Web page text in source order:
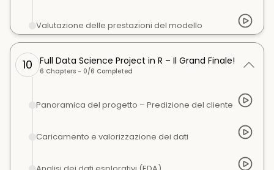
Valutazione delle prestazioni del modello
10 Full Data Science Project in R – Il Grand Finale!
6 Chapters - 0/6 Completed
Panoramica del progetto – Predizione del cliente
Caricamento e valorizzazione dei dati